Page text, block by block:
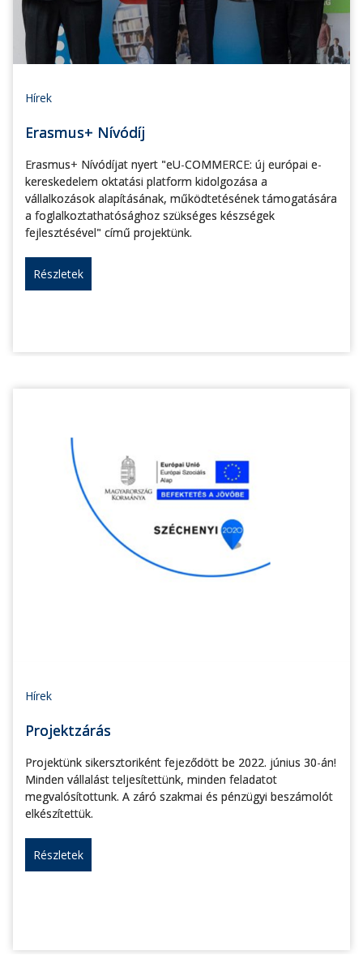
Hírek
Erasmus+ Nívódíj
Erasmus+ Nívódíjat nyert "eU-COMMERCE: új európai e-
kereskedelem oktatási platform kidolgozása a
vállalkozások alapításának, működtetésének támogatására
a foglalkoztathatósághoz szükséges készségek
fejlesztésével" című projektünk.
Részletek
Hírek
Projektzárás
Projektünk sikersztoriként fejeződött be 2022. június 30-án!
Minden vállalást teljesítettünk, minden feladatot
megvalósítottunk. A záró szakmai és pénzügyi beszámolót
elkészítettük.
Részletek